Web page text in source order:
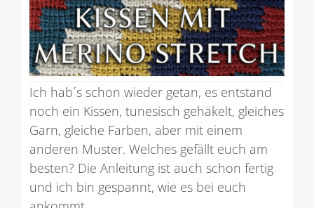
Ich hab´s schon wieder getan, es entstand
noch ein Kissen, tunesisch gehäkelt, gleiches
Garn, gleiche Farben, aber mit einem
anderen Muster. Welches gefällt euch am
besten? Die Anleitung ist auch schon fertig
und ich bin gespannt, wie es bei euch